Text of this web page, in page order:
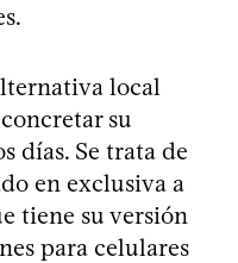
local
su
días. Se trata de
en exclusiva a
tiene su versión
para celulares